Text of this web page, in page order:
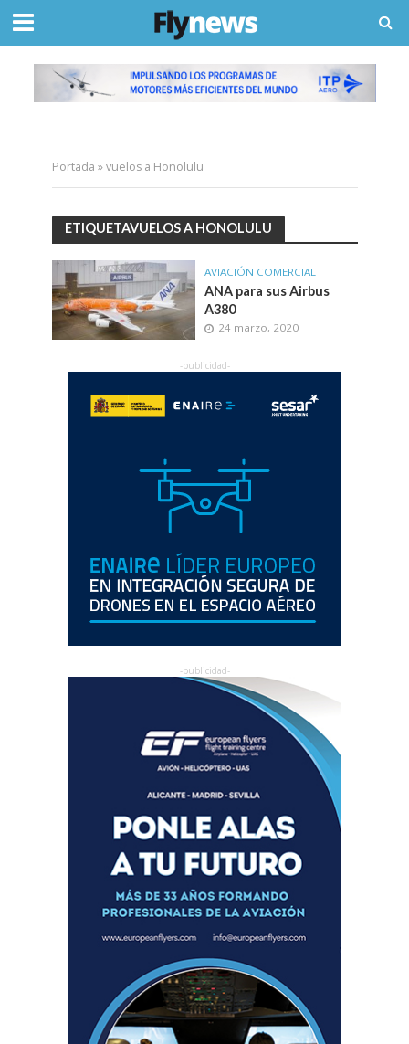
Portada »vuelos a Honolulu
ETIQUETAVUELOS A HONOLULU
AVIACIÓN COMERCIAL
ANA para sus Airbus
A380
24 marzo, 2020